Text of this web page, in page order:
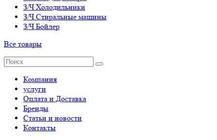
З/Ч Холодильники
З/Ч Стиральные машины
З/Ч Бойлер
Все товары
Компания
услуги
Оплата и Доставка
Бренды
Статьи и новости
Контакты